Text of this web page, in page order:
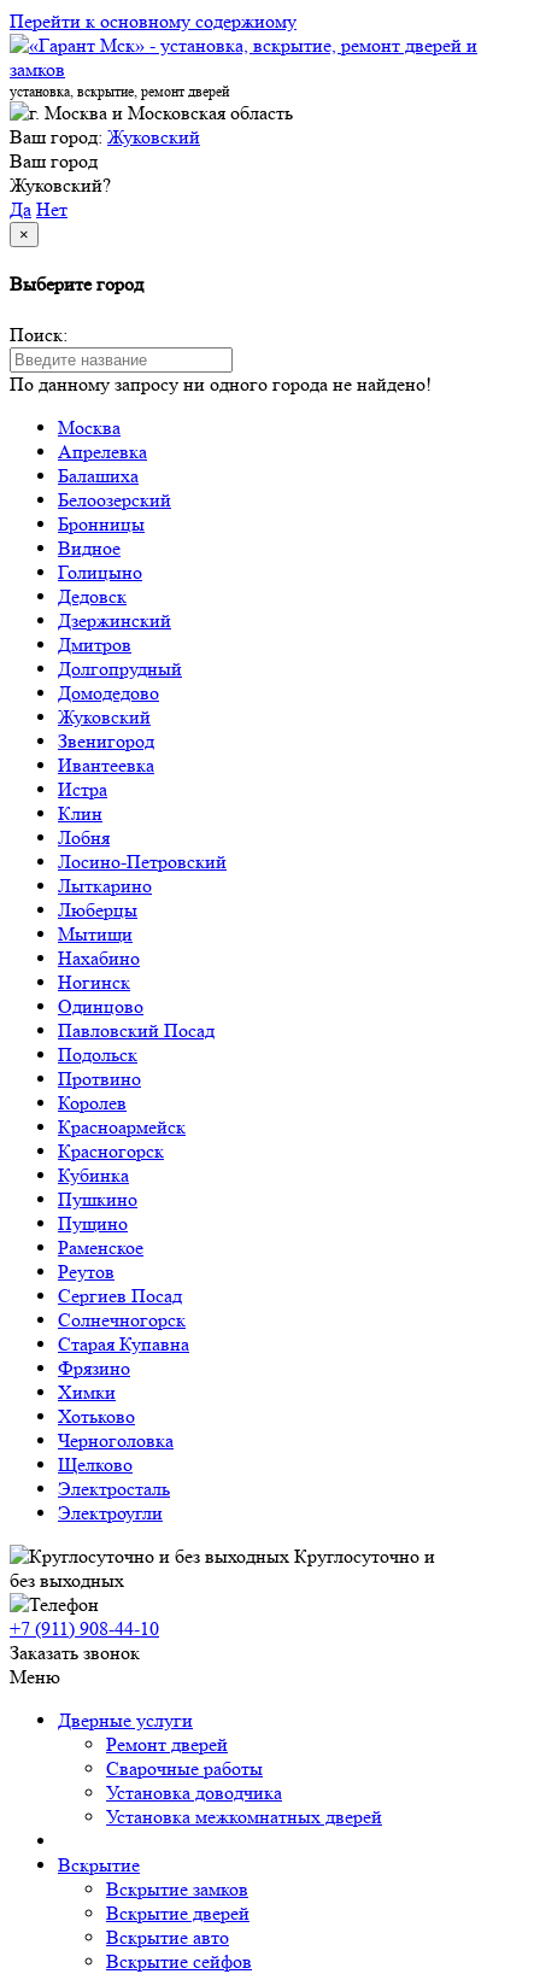
Перейти к основному содержиому
установка, вскрытие, ремонт дверей
Ваш город: Жуковский
Ваш город
Жуковский?
Да Нет
×
Выберите город
Поиск:
По данному запросу ни одного города не найдено!
Москва
Апрелевка
Балашиха
Белоозерский
Бронницы
Видное
Голицыно
Дедовск
Дзержинский
Дмитров
Долгопрудный
Домодедово
Жуковский
Звенигород
Ивантеевка
Истра
Клин
Лобня
Лосино-Петровский
Лыткарино
Люберцы
Мытищи
Нахабино
Ногинск
Одинцово
Павловский Посад
Подольск
Протвино
Королев
Красноармейск
Красногорск
Кубинка
Пушкино
Пущино
Раменское
Реутов
Сергиев Посад
Солнечногорск
Старая Купавна
Фрязино
Химки
Хотьково
Черноголовка
Щелково
Электросталь
Электроугли
Круглосуточно и
без выходных
+7 (911) 908-44-10
Заказать звонок
Меню
Дверные услуги
Ремонт дверей
Сварочные работы
Установка доводчика
Установка межкомнатных дверей
Вскрытие
Вскрытие замков
Вскрытие дверей
Вскрытие авто
Вскрытие сейфов